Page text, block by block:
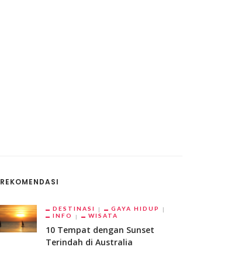
REKOMENDASI
DESTINASI
GAYA HIDUP
INFO
WISATA
10 Tempat dengan Sunset
Terindah di Australia